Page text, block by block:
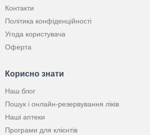
Контакти
Політика конфіденційності
Угода користувача
Оферта
Корисно знати
Наш блог
Пошук і онлайн-резервування ліків
Наші аптеки
Програми для клієнтів